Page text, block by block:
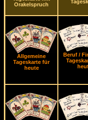
Orakelspruch
Allgemeine
Tageskarte für
heute
Beruf /